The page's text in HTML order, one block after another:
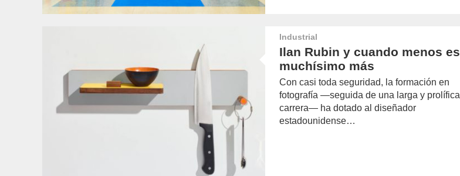
Industrial
Ilan Rubin y cuando menos es
muchísimo más
Con casi toda seguridad, la formación en
fotografía —seguida de una larga y prolífica
carrera— ha dotado al diseñador
estadounidense…